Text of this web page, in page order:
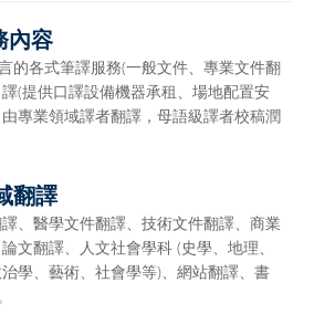
內容
的各式筆譯服務(一般文件、專業文件翻
(提供口譯設備機器承租、場地配置安
專業領域譯者翻譯，母語級譯者校稿潤
翻譯
、醫學文件翻譯、技術文件翻譯、商業
文翻譯、人文社會學科 (史學、地理、
學、藝術、社會學等)、網站翻譯、書